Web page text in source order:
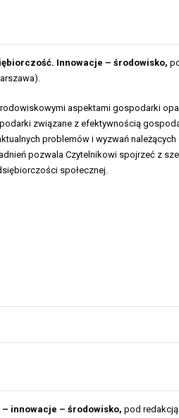
Innowacje – środowisko,
aspektami gospodarki
związane z efektywnością
problemów i wyzwań
pozwala Czytelnikowi spojrzeć z
społecznej.
innowacje – środowisko, pod redakcją